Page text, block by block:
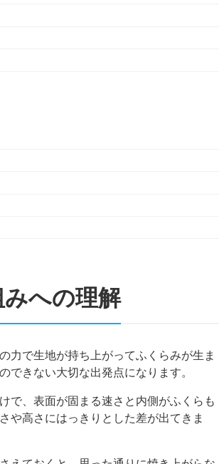
への理解
力で生地が持ち上がってふくらみが生ま
できない大切な出発点になります。
で、表面が固まる速さと内側がふくらも
や高さにはっきりとした差が出てきま